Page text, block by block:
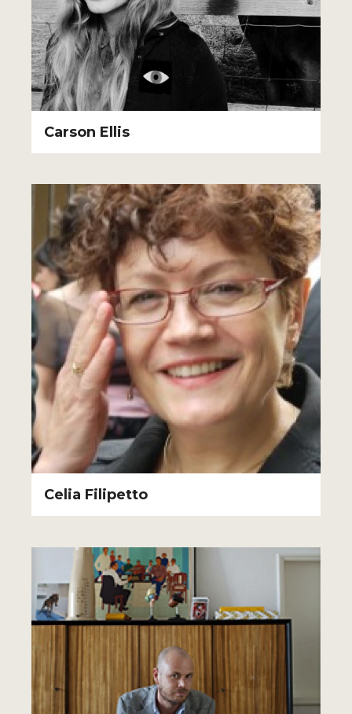
Carson Ellis
Celia Filipetto